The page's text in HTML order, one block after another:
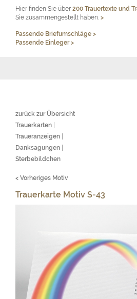
Hier finden Sie über 200 Trauertexte und
Sie zusammengestellt haben. >
Passende Briefumschläge >
Passende Einleger >
zurück zur Übersicht
Trauerkarten
Traueranzeigen
Danksagungen
Sterbebildchen
< Vorheriges Motiv
Trauerkarte Motiv S-43